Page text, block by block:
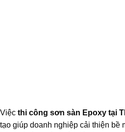
Việc thi công sơn sàn Epoxy tại
tạo giúp doanh nghiệp cải thiện bề